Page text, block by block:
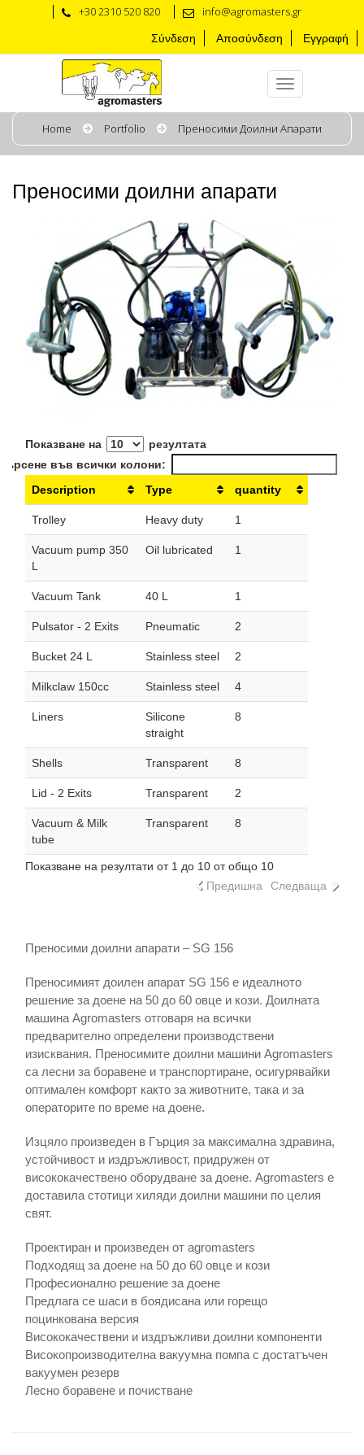
+30 2310 520 820 info@agromasters.gr
Σύνδεση Αποσύνδεση Εγγραφή
Home Portfolio Преносими Доилни Апарати
Преносими доилни апарати
Показване на
резултата
във всички колони:
Description
Type quantity
Trolley Heavy duty 1
Vacuum pump 350
L
Oil lubricated 1
Vacuum Tank 40 L 1
Pulsator - 2 Exits Pneumatic 2
Bucket 24 L Stainless steel 2
Milkclaw 150cc Stainless steel 4
Liners
Silicone
straight
8
Shells Transparent 8
Lid - 2 Exits Transparent 2
Vacuum & Milk
tube
Transparent 8
Показване на резултати от 1 до 10 от общо 10
Предишна
Следваща
Преносими доилни апарати – SG 156
Преносимият доилен апарат SG 156 е идеалното
решение за доене на 50 до 60 овце и кози. Доилната
машина Agromasters отговаря на всички
предварително определени производствени
изисквания. Преносимите доилни машини Agromasters
са лесни за боравене и транспортиране, осигурявайки
оптимален комфорт както за животните, така и за
операторите по време на доене.
Изцяло произведен в Гърция за максимална здравина,
устойчивост и издръжливост, придружен от
висококачествено оборудване за доене. Agromasters е
доставила стотици хиляди доилни машини по целия
свят.
Проектиран и произведен от agromasters
Подходящ за доене на 50 до 60 овце и кози
Професионално решение за доене
Предлага се шаси в боядисана или горещо
поцинкована версия
Висококачествени и издръжливи доилни компоненти
Високопроизводителна вакуумна помпа с достатъчен
вакуумен резерв
Лесно боравене и почистване